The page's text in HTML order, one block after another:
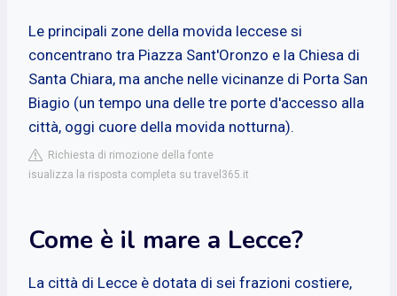
Le principali zone della movida leccese si
concentrano tra Piazza Sant'Oronzo e la Chiesa di
Santa Chiara, ma anche nelle vicinanze di Porta San
Biagio (un tempo una delle tre porte d'accesso alla
città, oggi cuore della movida notturna).
Richiesta di rimozione della fonte
isualizza la risposta completa su travel365.it
Come è il mare a Lecce?
La città di Lecce è dotata di sei frazioni costiere,